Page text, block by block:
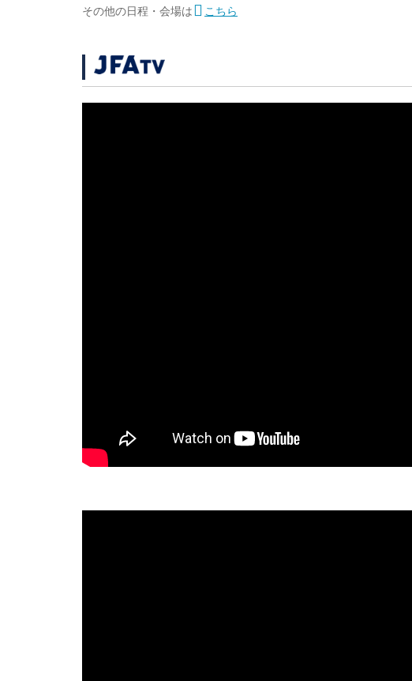
その他の日程・会場は こちら